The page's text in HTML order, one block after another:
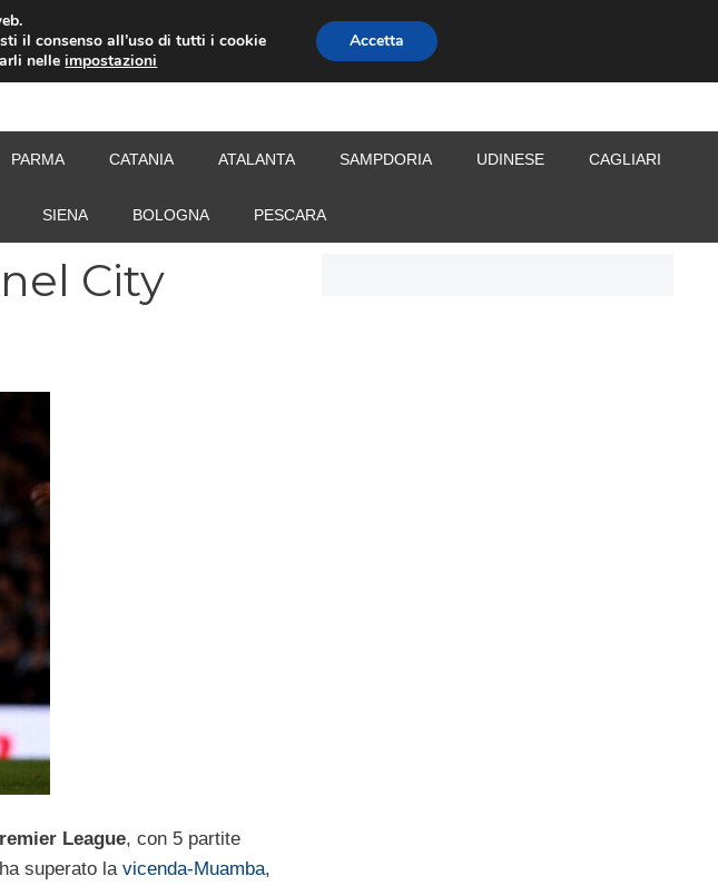
CALCIOMERCATO
PARMA CATANIA ATALANTA SAMPDORIA UDINESE CAGLIARI
SIENA BOLOGNA PESCARA
City
League, con 5 partite
superato la vicenda-Muamba,
il consenso all’uso di tutti i cookie
nelleimpostazioni
Accetta